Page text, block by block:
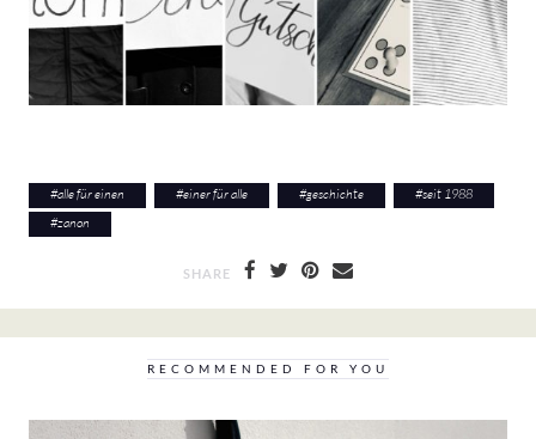
#alle für einen #einer für alle #geschichte #seit 1988
#zanon
SHARE
RECOMMENDED FOR YOU